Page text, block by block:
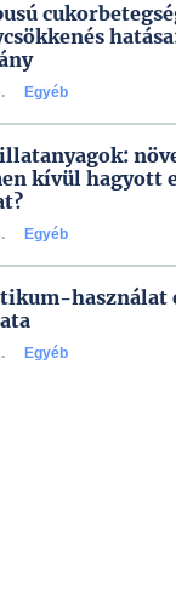
Egyéb
kívül hagyott
Egyéb
használat
Egyéb